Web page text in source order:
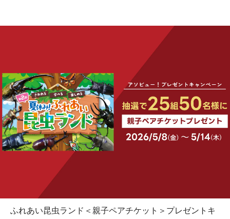
ふれあい昆虫ランド＜親子ペアチケット＞プレゼントキ